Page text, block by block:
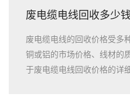
废电缆电线回收多少
废电缆电线的回收价格受多
铜或铝的市场价格、线材的
于废电缆电线回收价格的详